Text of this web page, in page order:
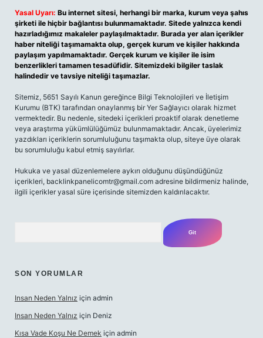
Yasal Uyarı: Bu internet sitesi, herhangi bir marka, kurum veya şahıs
şirketi ile hiçbir bağlantısı bulunmamaktadır. Sitede yalnızca kendi
hazırladığımız makaleler paylaşılmaktadır. Burada yer alan içerikler
haber niteliği taşımamakta olup, gerçek kurum ve kişiler hakkında
paylaşım yapılmamaktadır. Gerçek kurum ve kişiler ile isim
benzerlikleri tamamen tesadüfidir. Sitemizdeki bilgiler taslak
halindedir ve tavsiye niteliği taşımazlar.
Sitemiz, 5651 Sayılı Kanun gereğince Bilgi Teknolojileri ve İletişim
Kurumu (BTK) tarafından onaylanmış bir Yer Sağlayıcı olarak hizmet
vermektedir. Bu nedenle, sitedeki içerikleri proaktif olarak denetleme
veya araştırma yükümlülüğümüz bulunmamaktadır. Ancak, üyelerimiz
yazdıkları içeriklerin sorumluluğunu taşımakta olup, siteye üye olarak
bu sorumluluğu kabul etmiş sayılırlar.
Hukuka ve yasal düzenlemelere aykırı olduğunu düşündüğünüz
içerikleri, backlinkpanelicomtr@gmail.com adresine bildirmeniz halinde,
ilgili içerikler yasal süre içerisinde sitemizden kaldırılacaktır.
SON YORUMLAR
Insan Neden Yalnız için admin
Insan Neden Yalnız için Deniz
Kısa Vade Koşu Ne Demek için admin